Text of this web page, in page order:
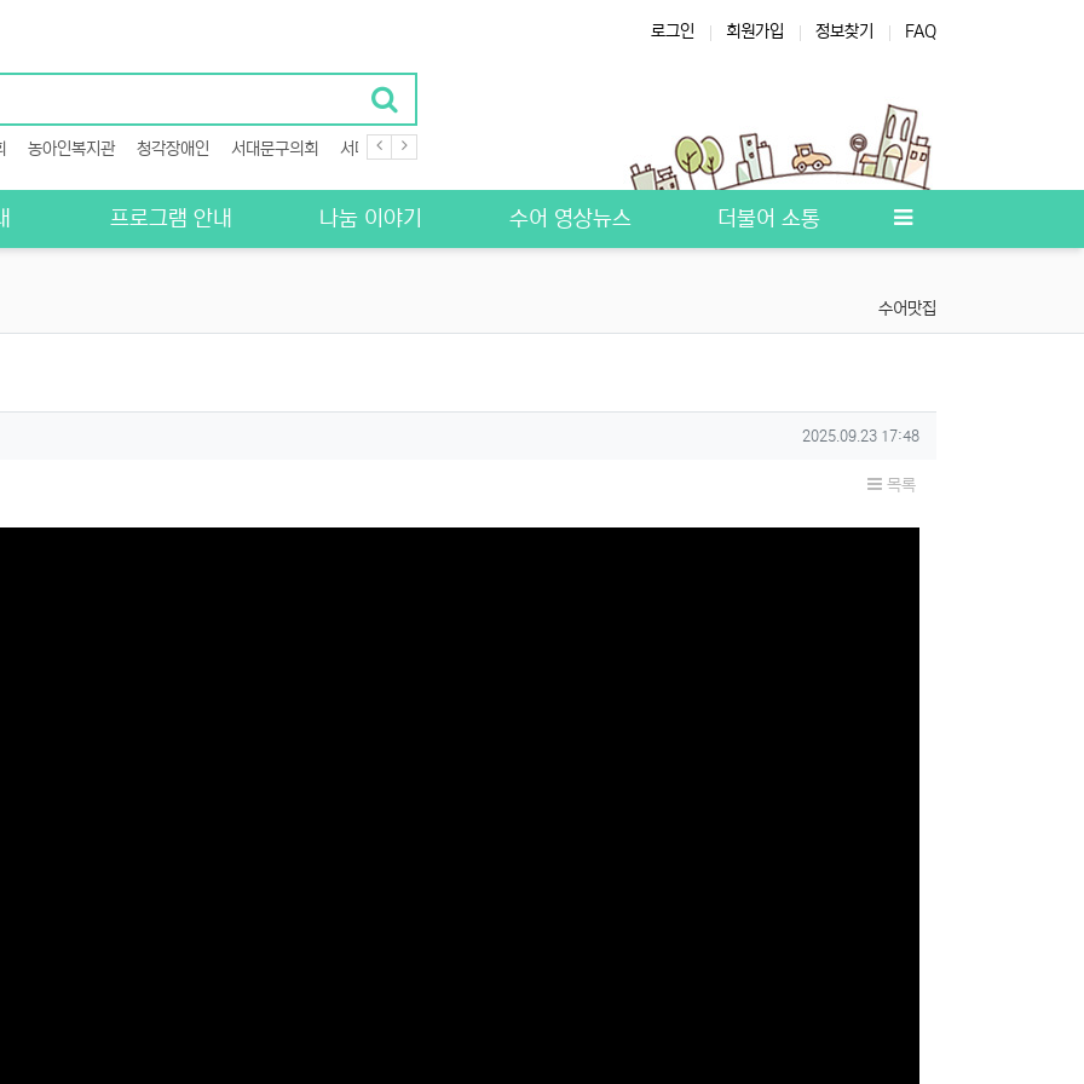
로그인 회원가입 정보찾기 FAQ
농아인복지관 청각장애인 서대문구의회 서대문구청 장애인복지 쉼터 프로그램 프로그램 수어통역자격시험
프로그램 안내 나눔 이야기 수어 영상뉴스 더불어 소통
수어맛집
작성일
2025.09.23 17:48
목록